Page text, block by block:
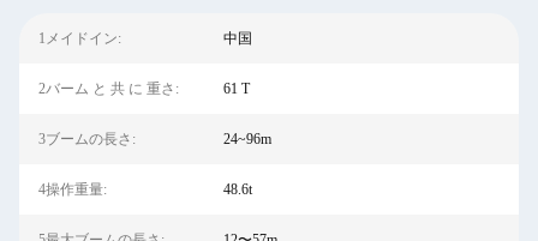
1メイドイン: 中国
2バーム と 共 に 重さ: 61 T
3ブームの長さ: 24~96m
4操作重量: 48.6t